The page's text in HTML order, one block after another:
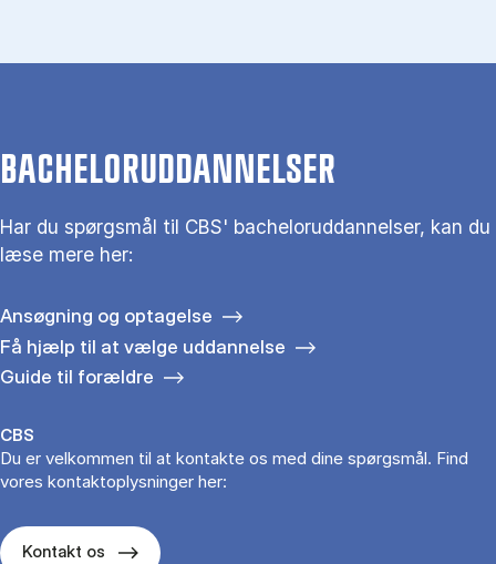
BACHELORUDDANNELSER
Har du spørgsmål til CBS' bacheloruddannelser, kan du
læse mere her:
Ansøgning og optagelse
Få hjælp til at vælge uddannelse
Guide til forældre
CBS
Du er velkommen til at kontakte os med dine spørgsmål. Find
vores kontaktoplysninger her:
Kontakt os